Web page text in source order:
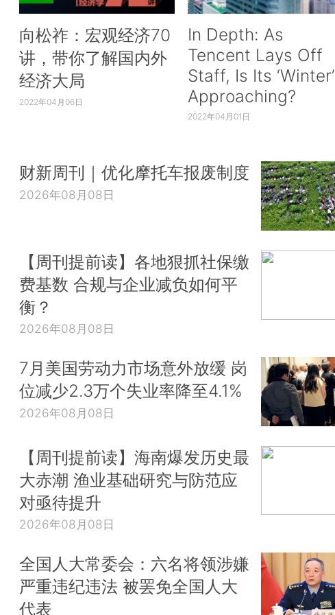
向松祚：宏观经济70
讲，带你了解国内外
经济大局
2022年04月06日
In Depth: As
Tencent Lays Off
Staff, Is Its ‘Winter’
Approaching?
2022年04月01日
财新周刊｜优化摩托车报废制度
2026年08月08日
【周刊提前读】各地狠抓社保缴
费基数 合规与企业减负如何平
衡？
2026年08月08日
7月美国劳动力市场意外放缓 岗
位减少2.3万个失业率降至4.1%
2026年08月08日
【周刊提前读】海南爆发历史最
大赤潮 渔业基础研究与防范应
对亟待提升
2026年08月08日
全国人大常委会：六名将领涉嫌
严重违纪违法 被罢免全国人大
代表